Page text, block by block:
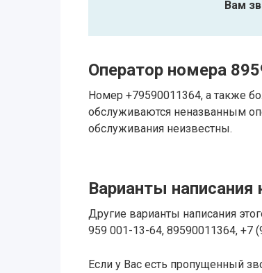
Вам
Оператор номера
Номер +79590011364, а также
обслуживаются неназванным
обслуживания неизвестны.
Варианты
Другие варианты написания
959 001-13-64, 89590011364, +7
Если у Вас есть пропущенный